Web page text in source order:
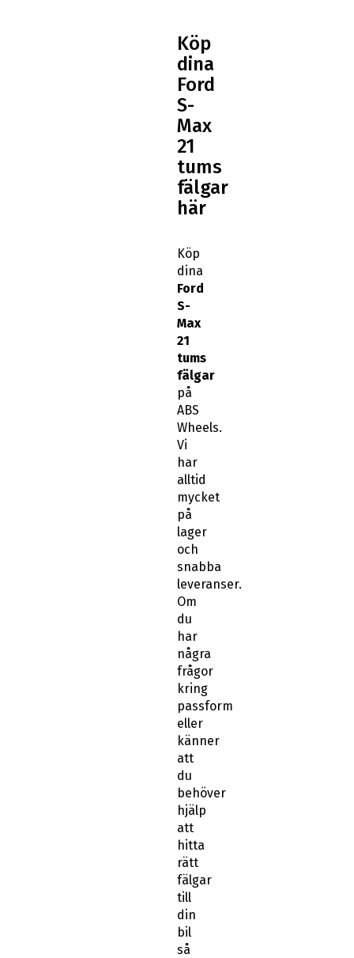
Köp
dina
Ford
S-
Max
21
tums
fälgar
här
Köp
dina
Ford
S-
Max
21
tums
fälgar
på
ABS
Wheels.
Vi
har
alltid
mycket
på
lager
och
snabba
leveranser.
Om
du
har
några
frågor
kring
passform
eller
känner
att
du
behöver
hjälp
att
hitta
rätt
fälgar
till
din
bil
så